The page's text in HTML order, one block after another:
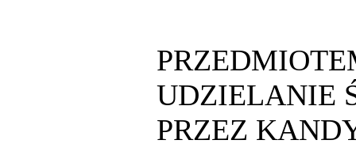
UDZIELANIE
PRZEZ